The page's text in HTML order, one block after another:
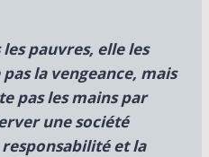
pauvres, elle les
la vengeance, mais
pas les mains par
une société
et la